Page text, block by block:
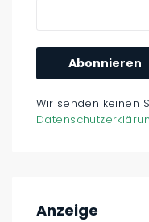
Wir senden keinen
Anzeige